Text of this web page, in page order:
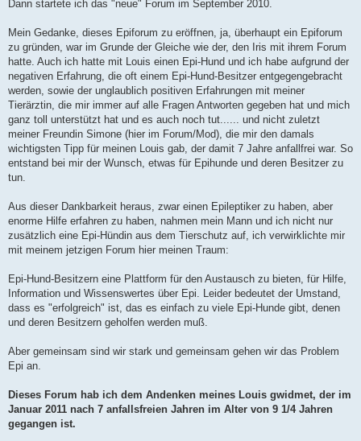
Dann startete ich das "neue" Forum im September 2010.
Mein Gedanke, dieses Epiforum zu eröffnen, ja, überhaupt ein Epiforum
zu gründen, war im Grunde der Gleiche wie der, den Iris mit ihrem Forum
hatte. Auch ich hatte mit Louis einen Epi-Hund und ich habe aufgrund der
negativen Erfahrung, die oft einem Epi-Hund-Besitzer entgegengebracht
werden, sowie der unglaublich positiven Erfahrungen mit meiner
Tierärztin, die mir immer auf alle Fragen Antworten gegeben hat und mich
ganz toll unterstützt hat und es auch noch tut...... und nicht zuletzt
meiner Freundin Simone (hier im Forum/Mod), die mir den damals
wichtigsten Tipp für meinen Louis gab, der damit 7 Jahre anfallfrei war. So
entstand bei mir der Wunsch, etwas für Epihunde und deren Besitzer zu
tun.
Aus dieser Dankbarkeit heraus, zwar einen Epileptiker zu haben, aber
enorme Hilfe erfahren zu haben, nahmen mein Mann und ich nicht nur
zusätzlich eine Epi-Hündin aus dem Tierschutz auf, ich verwirklichte mir
mit meinem jetzigen Forum hier meinen Traum:
Epi-Hund-Besitzern eine Plattform für den Austausch zu bieten, für Hilfe,
Information und Wissenswertes über Epi. Leider bedeutet der Umstand,
dass es "erfolgreich" ist, das es einfach zu viele Epi-Hunde gibt, denen
und deren Besitzern geholfen werden muß.
Aber gemeinsam sind wir stark und gemeinsam gehen wir das Problem
Epi an.
Dieses Forum hab ich dem Andenken meines Louis gwidmet, der im
Januar 2011 nach 7 anfallsfreien Jahren im Alter von 9 1/4 Jahren
gegangen ist.